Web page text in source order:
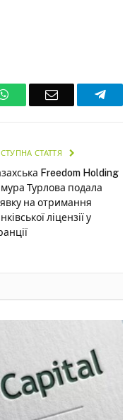
WhatsAppEmail
СТАТТЯ
Freedom Holding
Турлова подала
на отримання
ліцензії у